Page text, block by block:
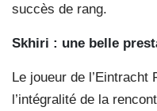
succès de rang.
Skhiri : une belle
Le joueur de
l’intégralité de la